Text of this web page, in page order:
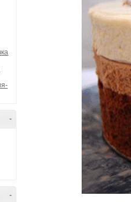
-
-